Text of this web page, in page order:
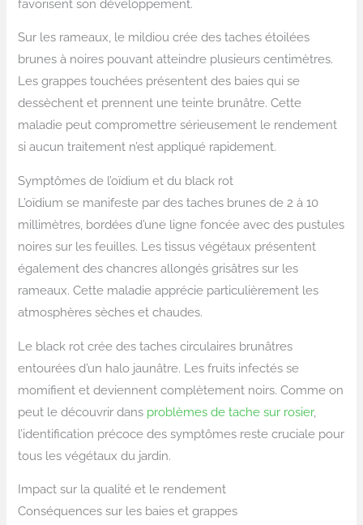
favorisent son développement.
Sur les rameaux, le mildiou crée des taches étoilées
brunes à noires pouvant atteindre plusieurs centimètres.
Les grappes touchées présentent des baies qui se
dessèchent et prennent une teinte brunâtre. Cette
maladie peut compromettre sérieusement le rendement
si aucun traitement n’est appliqué rapidement.
Symptômes de l’oïdium et du black rot
L’oïdium se manifeste par des taches brunes de 2 à 10
millimètres, bordées d’une ligne foncée avec des pustules
noires sur les feuilles. Les tissus végétaux présentent
également des chancres allongés grisâtres sur les
rameaux. Cette maladie apprécie particulièrement les
atmosphères sèches et chaudes.
Le black rot crée des taches circulaires brunâtres
entourées d’un halo jaunâtre. Les fruits infectés se
momifient et deviennent complètement noirs. Comme on
peut le découvrir dans problèmes de tache sur rosier,
l’identification précoce des symptômes reste cruciale pour
tous les végétaux du jardin.
Impact sur la qualité et le rendement
Conséquences sur les baies et grappes